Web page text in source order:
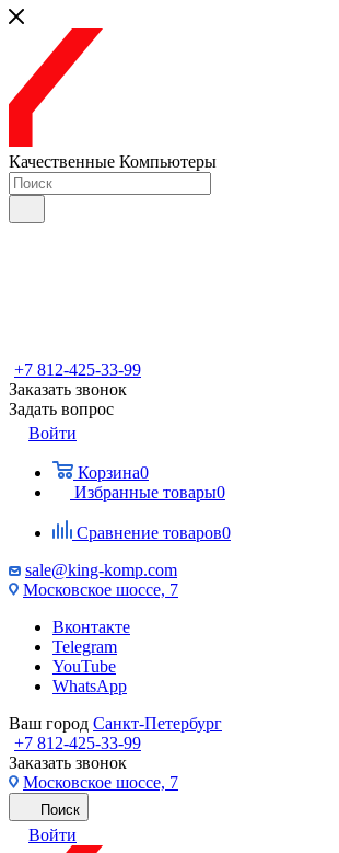
Качественные Компьютеры
+7 812-425-33-99
Заказать звонок
Задать вопрос
Войти
Корзина0
Избранные товары0
Сравнение товаров0
sale@king-komp.com
Московское шоссе, 7
Вконтакте
Telegram
YouTube
WhatsApp
Ваш город Санкт-Петербург
+7 812-425-33-99
Заказать звонок
Московское шоссе, 7
Поиск
Войти